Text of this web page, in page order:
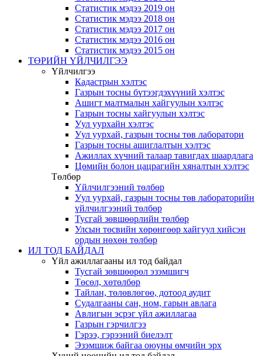
Статистик мэдээ 2019 он
Статистик мэдээ 2018 он
Статистик мэдээ 2017 он
Статистик мэдээ 2016 он
Статистик мэдээ 2015 он
ТӨРИЙН ҮЙЛЧИЛГЭЭ
Үйлчилгээ
Кадастрын хэлтэс
Газрын тосны бүтээгдэхүүний хэлтэс
Ашигт малтмалын хайгуулын хэлтэс
Газрын тосны хайгуулын хэлтэс
Уул уурхайн хэлтэс
Уул уурхай, газрын тосны төв лаборатори
Газрын тосны ашиглалтын хэлтэс
Ажиллах хүчний талаар тавигдах шаардлага
Цөмийн болон цацрагийн хяналтын хэлтэс
Төлбөр
Үйлчилгээний төлбөр
Уул уурхай, газрын тосны төв лабораторийн
үйлчилгээний төлбөр
Тусгай зөвшөөрлийн төлбөр
Улсын төсвийн хөрөнгөөр хайгуул хийсэн
ордын нөхөн төлбөр
ИЛ ТОД БАЙДАЛ
Үйл ажиллагааны ил тод байдал
Тусгай зөвшөөрөл эзэмшигч
Төсөл, хөтөлбөр
Тайлан, төлөвлөгөө, дотоод аудит
Судалгааны сан, ном, гарын авлага
Авлигын эсрэг үйл ажиллагаа
Газрын гэрчилгээ
Гэрээ, гэрээний биелэлт
Эзэмшиж байгаа оюуны өмчийн эрх